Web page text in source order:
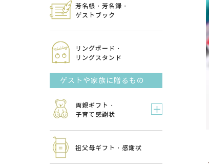
芳名帳・芳名録・
ゲストブック
リングボード・
リングスタンド
ゲストや家族に贈るもの
両親ギフト・
子育て感謝状
祖父母ギフト・感謝状